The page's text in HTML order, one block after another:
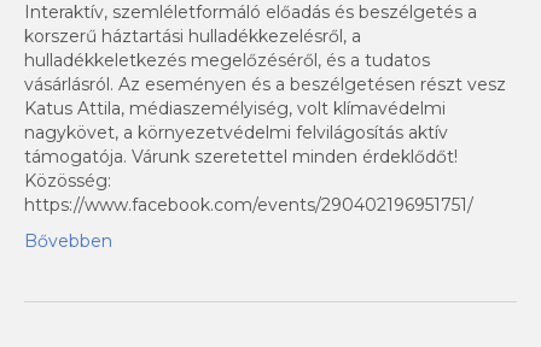
Interaktív, szemléletformáló előadás és beszélgetés a
korszerű háztartási hulladékkezelésről, a
hulladékkeletkezés megelőzéséről, és a tudatos
vásárlásról. Az eseményen és a beszélgetésen részt vesz
Katus Attila, médiaszemélyiség, volt klímavédelmi
nagykövet, a környezetvédelmi felvilágosítás aktív
támogatója. Várunk szeretettel minden érdeklődőt!
Közösség:
https://www.facebook.com/events/290402196951751/
Bővebben